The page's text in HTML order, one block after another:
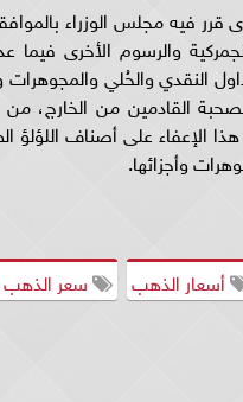
فيه مجلس الوزراء
والرسوم الأخرى
النقدي والحُلي
القادمين من الخارج،
على أصناف اللؤلؤ
وأجزائها.
أسعار الذهب سعر الذهب